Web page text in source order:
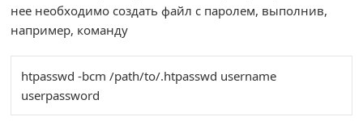
нее необходимо создать файл с паролем, выполнив,
например, команду
htpasswd -bcm /path/to/.htpasswd username
userpassword